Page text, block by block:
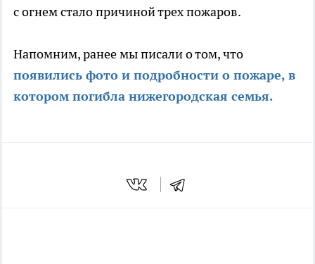
с огнем стало причиной трех пожаров.
Напомним, ранее мы писали о том, что
появились фото и подробности о пожаре, в
котором погибла нижегородская семья.